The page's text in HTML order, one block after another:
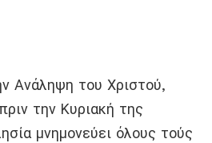
Ανάληψη του Χριστού,
την Κυριακή της
μνημονεύει όλους τούς